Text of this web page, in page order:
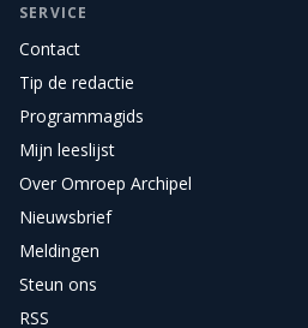
SERVICE
Contact
Tip de redactie
Programmagids
Mijn leeslijst
Over Omroep Archipel
Nieuwsbrief
Meldingen
Steun ons
RSS